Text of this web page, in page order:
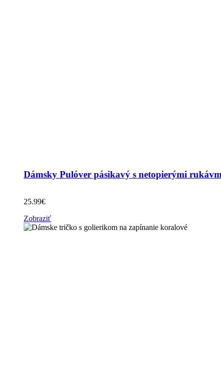
Dámsky Pulóver pásikavý s netopierými
25.99€
Zobraziť